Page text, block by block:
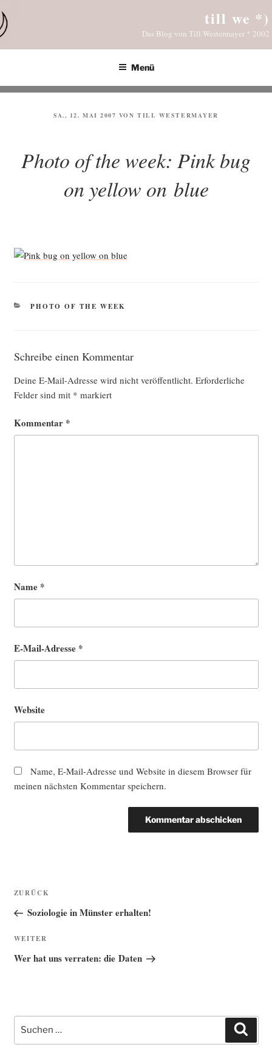
Inhalt
springen
till we *)
Das Blog von Till Westermayer * 2002
Menü
VERÖFFENTLICHT
SA., 12. MAI 2007 VON TILL WESTERMAYER
Photo of the week: Pink bug
on yellow on blue
KATEGORIEN
PHOTO OF THE WEEK
Schreibe einen Kommentar
Deine E-Mail-Adresse wird nicht veröffentlicht. Erforderliche
Felder sind mit * markiert
Kommentar *
Name *
E-Mail-Adresse *
Website
Name, E-Mail-Adresse und Website in diesem Browser für
meinen nächsten Kommentar speichern.
Beitragsnavigation
Vorheriger
Beitrag
ZURÜCK
Soziologie in Münster erhalten!
Nächster
Beitrag
WEITER
Wer hat uns verraten: die Daten
Suche
nach: